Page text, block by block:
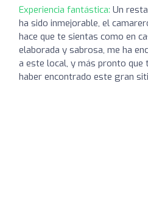
Experiencia fantástica: Un
ha sido inmejorable, el
hace que te sientas como en
elaborada y sabrosa, me ha
a este local, y más pronto que
haber encontrado este gran